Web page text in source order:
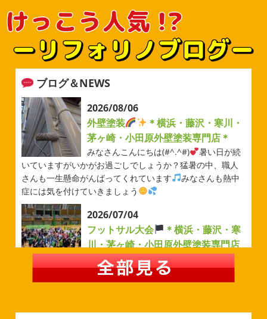
ブログ＆NEWS
2026/08/06
外壁塗装
＊横浜・藤沢・寒川・
茅ヶ崎・小田原外壁塗装専門店＊
みなさんこんにちは(#^.^#)
暑い日が続
いていますがいかがお過ごしでしょうか？猛暑の中、職人
さんも一生懸命がんばってくれています
みなさんも熱中
症には気を付けていきましょう
2026/07/04
フットサル大会
＊横浜・藤沢・寒
川・茅ヶ崎・小田原外壁塗装専門店
＊
みなさんこんにちは(#^.^#)
例年より過ごしやすい気温が
続いていますがいかがお過ごしでしょうか？先日は毎年恒
運動する機会が少ないのでいい運動になりました
来週